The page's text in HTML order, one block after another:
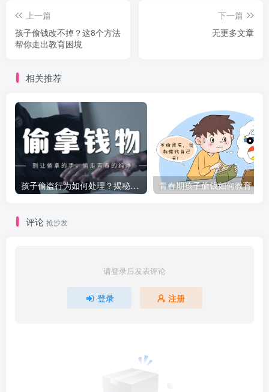
上一篇
孩子偷钱改不掉？这8个方法
帮你走出教育困境
下一篇
无更多文章
相关推荐
孩子偷盗行为如何处理？揭秘科学应对策略与真实案例
评论 抢沙发
请登录后发表评论
登录 注册